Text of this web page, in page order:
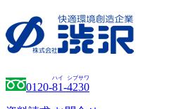
0120-81
ハイ
-4230
シブサワ